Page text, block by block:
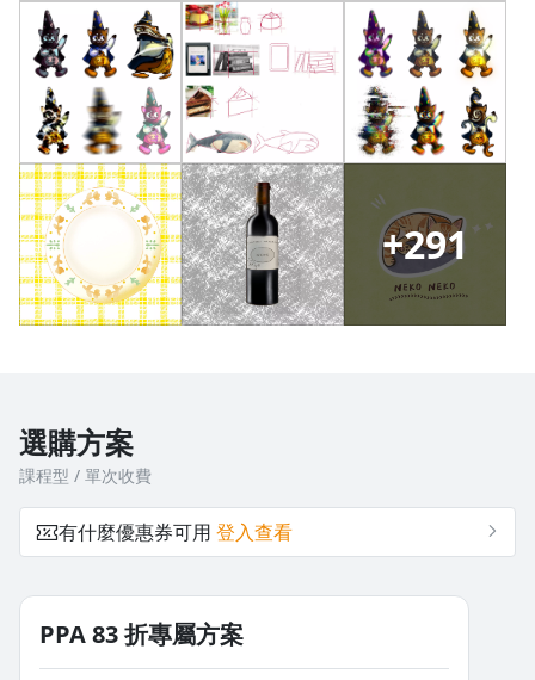
4-6 功能組合應用-快速製作貼紙描邊、植物描邊
+291
選購方案
課程型 / 單次收費
有什麼優惠券可用 登入查看
PPA 83 折專屬方案
沒有待播放的清單
去逛逛